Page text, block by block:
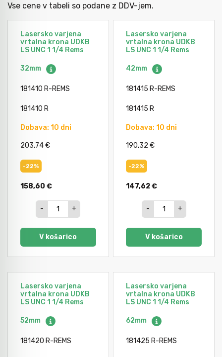
Vse cene v tabeli so podane z DDV-jem.
Lasersko varjena
vrtalna krona UDKB
LS UNC 1 1/4 Rems
32mm
181410 R-REMS
181410 R
Dobava: 10 dni
203,74 €
-22%
158,60 €
- +
V košarico
Lasersko varjena
vrtalna krona UDKB
LS UNC 1 1/4 Rems
42mm
181415 R-REMS
181415 R
Dobava: 10 dni
190,32 €
-22%
147,62 €
- +
V košarico
Lasersko varjena
vrtalna krona UDKB
LS UNC 1 1/4 Rems
52mm
181420 R-REMS
Lasersko varjena
vrtalna krona UDKB
LS UNC 1 1/4 Rems
62mm
181425 R-REMS